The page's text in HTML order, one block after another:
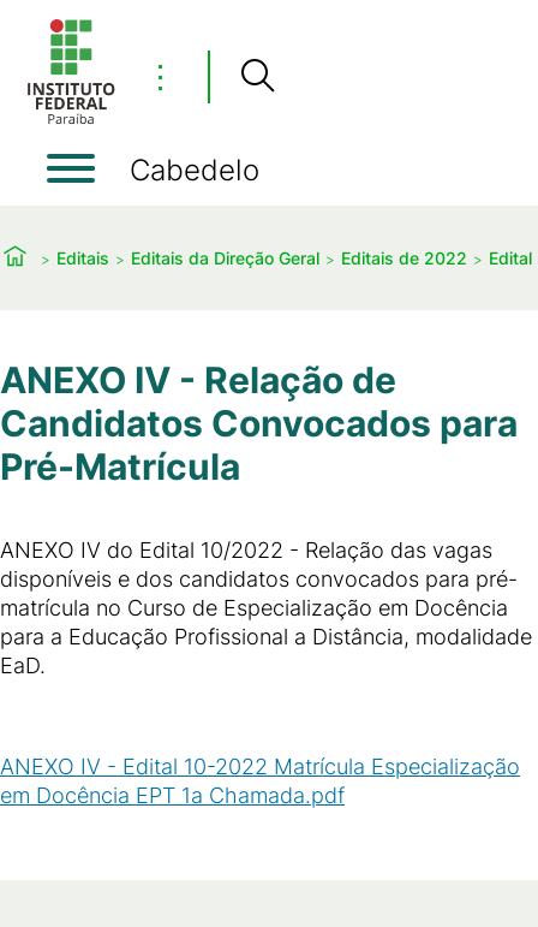
⋮
Cabedelo
Editais Editais da Direção Geral Editais de 2022 Edital
ANEXO IV - Relação de
Candidatos Convocados para
Pré-Matrícula
ANEXO IV do Edital 10/2022 - Relação das vagas
disponíveis e dos candidatos convocados para pré-
matrícula no Curso de Especialização em Docência
para a Educação Profissional a Distância, modalidade
EaD.
ANEXO IV - Edital 10-2022 Matrícula Especialização
em Docência EPT 1a Chamada.pdf